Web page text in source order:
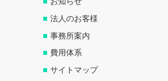
法人のお客様
事務所案内
費用体系
サイトマップ